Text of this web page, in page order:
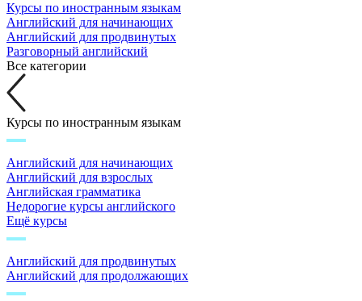
Курсы по иностранным языкам
Английский для начинающих
Английский для продвинутых
Разговорный английский
Все категории
Курсы по иностранным языкам
Английский для начинающих
Английский для взрослых
Английская грамматика
Недорогие курсы английского
Ещё курсы
Английский для продвинутых
Английский для продолжающих